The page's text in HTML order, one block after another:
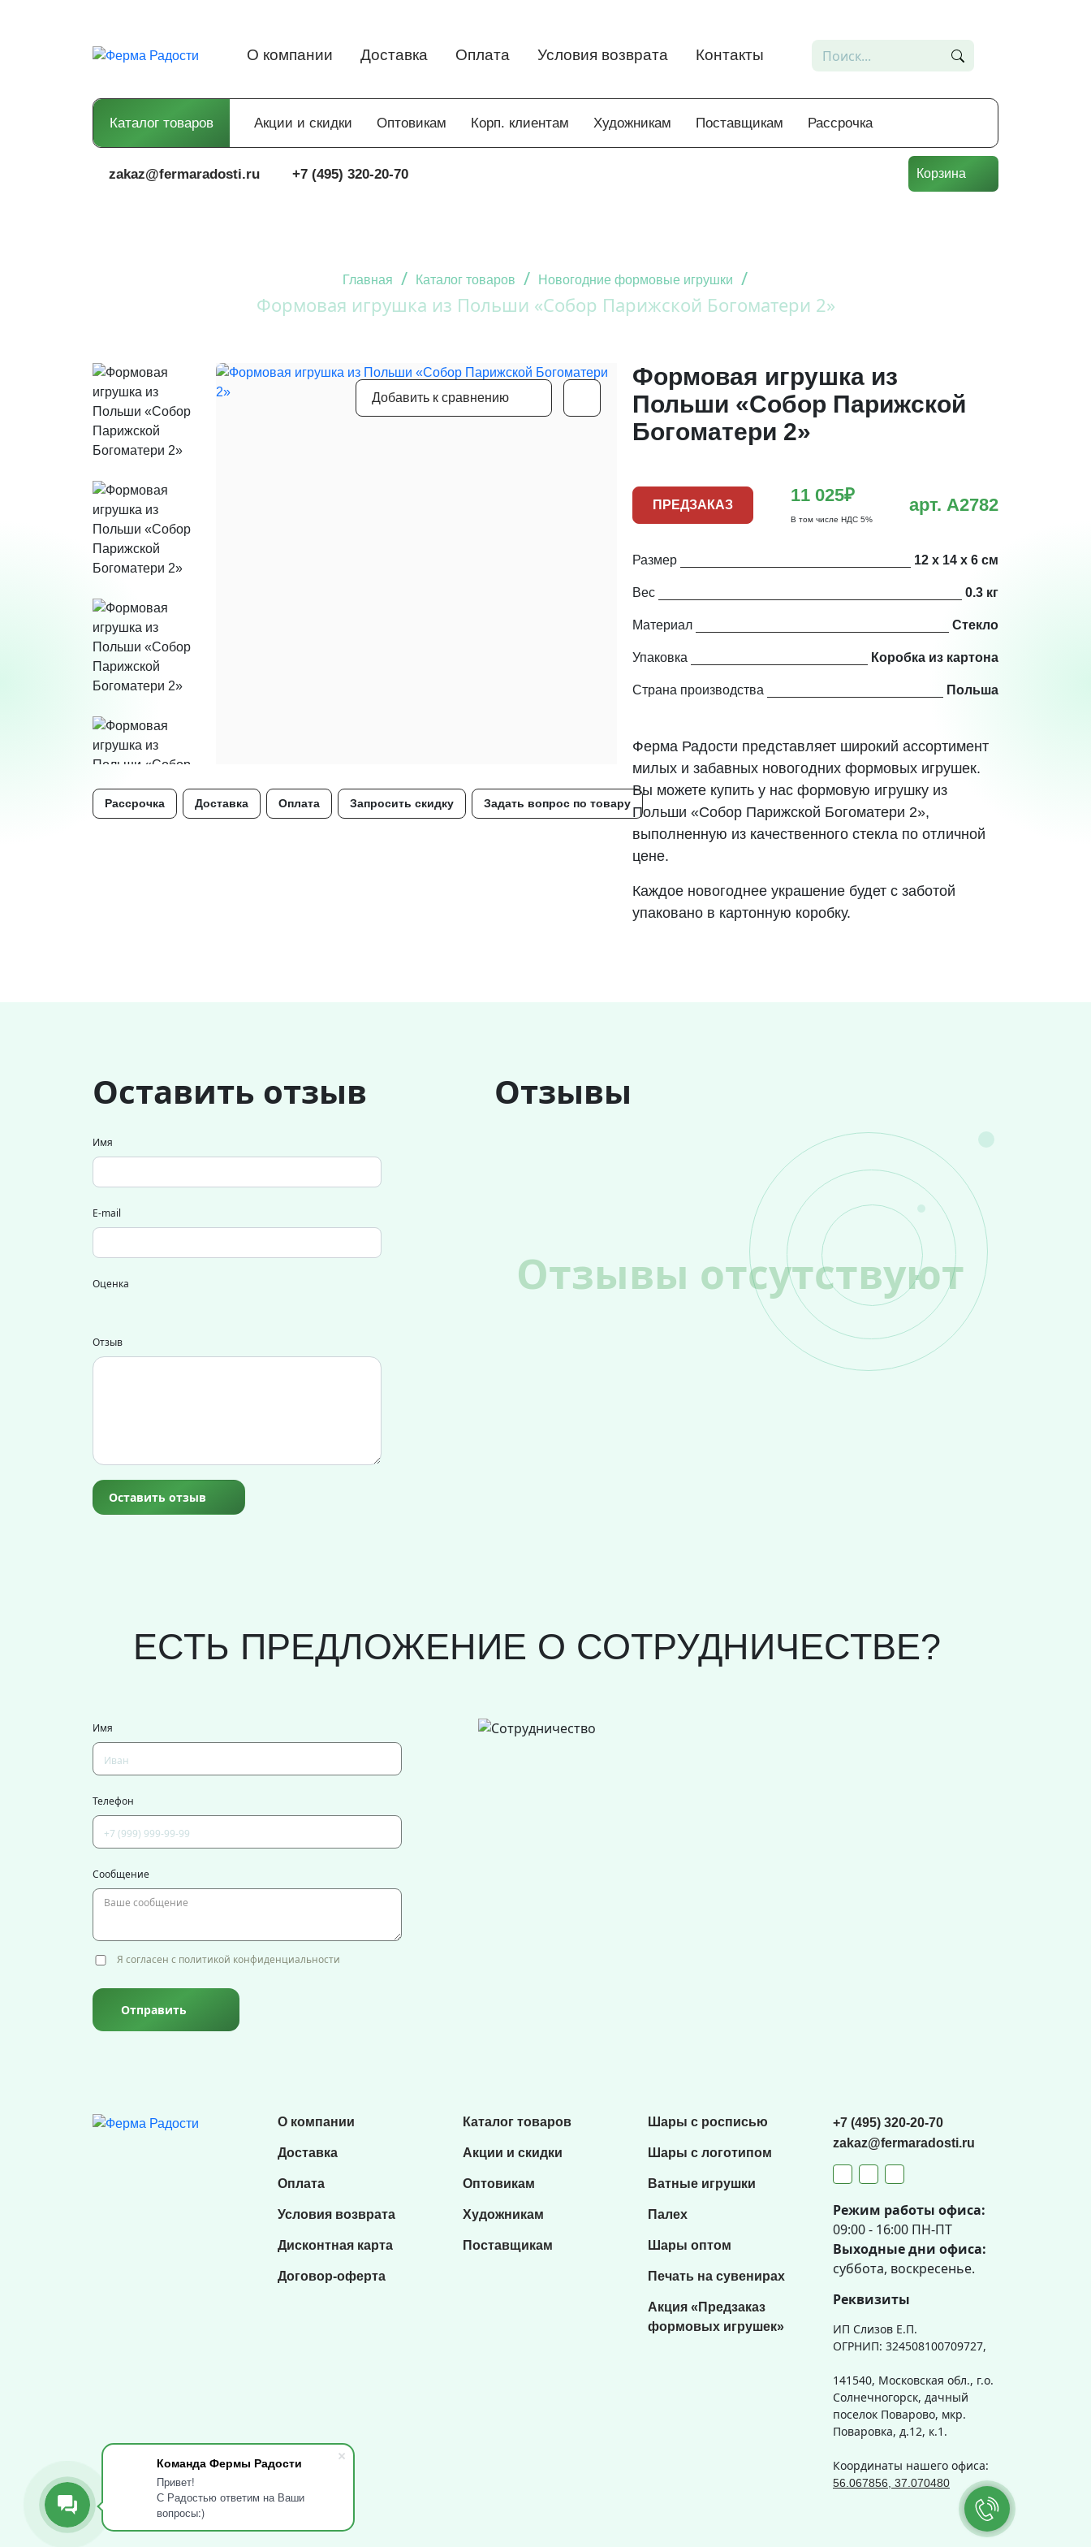
Команда Фермы Радости
Привет!
С Радостью ответим на Ваши
вопросы:)
О компании Доставка Оплата Условия возврата Контакты
Каталог товаров Акции и скидки Оптовикам Корп. клиентам Художникам Поставщикам Рассрочка
zakaz@fermaradosti.ru +7 (495) 320-20-70 Корзина
Главная / Каталог товаров / Новогодние формовые игрушки
/
Формовая игрушка из Польши «Собор Парижской Богоматери 2»
Добавить к сравнению
Рассрочка Доставка Оплата Запросить скидку Задать вопрос по товару
Формовая игрушка из
Польши «Собор Парижской
Богоматери 2»
ПРЕДЗАКАЗ 11 025₽
В том числе НДС 5%
арт. A2782
Размер 12 х 14 х 6 см
Вес 0.3 кг
Материал Стекло
Упаковка Коробка из картона
Страна производства Польша
Ферма Радости представляет широкий ассортимент
милых и забавных новогодних формовых игрушек.
Вы можете купить у нас формовую игрушку из
Польши «Собор Парижской Богоматери 2»,
выполненную из качественного стекла по отличной
цене.
Каждое новогоднее украшение будет с заботой
упаковано в картонную коробку.
Оставить отзыв
Имя
E-mail
Оценка
Отзыв
Оставить отзыв
Отзывы
Отзывы отсутствуют
ЕСТЬ ПРЕДЛОЖЕНИЕ О СОТРУДНИЧЕСТВЕ?
Имя
Телефон
Сообщение
Я согласен с политикой конфиденциальности
Отправить
О компании
Доставка
Оплата
Условия возврата
Дисконтная карта
Договор-оферта
Каталог товаров
Акции и скидки
Оптовикам
Художникам
Поставщикам
Шары с росписью
Шары с логотипом
Ватные игрушки
Палех
Шары оптом
Печать на сувенирах
Акция «Предзаказ
формовых игрушек»
+7 (495) 320-20-70
zakaz@fermaradosti.ru
Режим работы офиса:
09:00 - 16:00 ПН-ПТ
Выходные дни офиса:
суббота, воскресенье.
Реквизиты
ИП Слизов Е.П.
ОГРНИП: 324508100709727,
141540, Московская обл., г.о.
Солнечногорск, дачный
поселок Поварово, мкр.
Поваровка, д.12, к.1.
Координаты нашего офиса:
56.067856, 37.070480